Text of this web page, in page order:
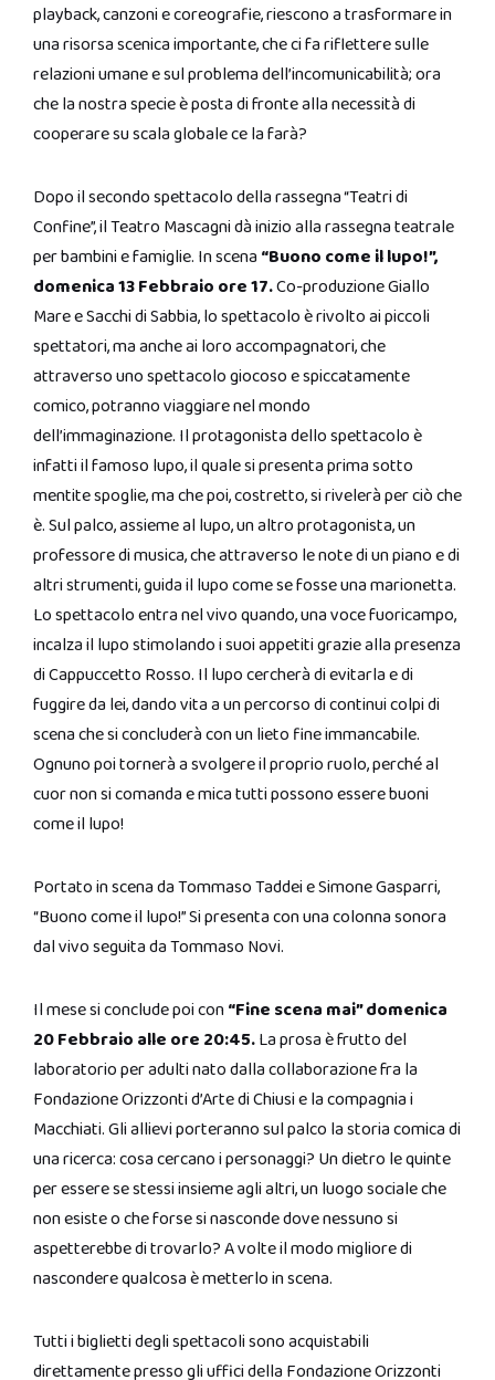
playback, canzoni e coreografie, riescono a trasformare in
una risorsa scenica importante, che ci fa riflettere sulle
relazioni umane e sul problema dell’incomunicabilità; ora
che la nostra specie è posta di fronte alla necessità di
cooperare su scala globale ce la farà?
Dopo il secondo spettacolo della rassegna “Teatri di
Confine”, il Teatro Mascagni dà inizio alla rassegna teatrale
per bambini e famiglie. In scena “Buono come il lupo!”,
domenica 13 Febbraio ore 17.Co-produzione Giallo
Mare e Sacchi di Sabbia, lo spettacolo è rivolto ai piccoli
spettatori, ma anche ai loro accompagnatori, che
attraverso uno spettacolo giocoso e spiccatamente
comico, potranno viaggiare nel mondo
dell’immaginazione. Il protagonista dello spettacolo è
infatti il famoso lupo, il quale si presenta prima sotto
mentite spoglie, ma che poi, costretto, si rivelerà per ciò che
è. Sul palco, assieme al lupo, un altro protagonista, un
professore di musica, che attraverso le note di un piano e di
altri strumenti, guida il lupo come se fosse una marionetta.
Lo spettacolo entra nel vivo quando, una voce fuoricampo,
incalza il lupo stimolando i suoi appetiti grazie alla presenza
di Cappuccetto Rosso. Il lupo cercherà di evitarla e di
fuggire da lei, dando vita a un percorso di continui colpi di
scena che si concluderà con un lieto fine immancabile.
Ognuno poi tornerà a svolgere il proprio ruolo, perché al
cuor non si comanda e mica tutti possono essere buoni
come il lupo!
Portato in scena da Tommaso Taddei e Simone Gasparri,
“Buono come il lupo!” Si presenta con una colonna sonora
dal vivo seguita da Tommaso Novi.
Il mese si conclude poi con“Fine scena mai” domenica
20 Febbraio alle ore 20:45.La prosa è frutto del
laboratorio per adulti nato dalla collaborazione fra la
Fondazione Orizzonti d’Arte di Chiusi e la compagnia i
Macchiati. Gli allievi porteranno sul palco la storia comica di
una ricerca: cosa cercano i personaggi? Un dietro le quinte
per essere se stessi insieme agli altri, un luogo sociale che
non esiste o che forse si nasconde dove nessuno si
aspetterebbe di trovarlo? A volte il modo migliore di
nascondere qualcosa è metterlo in scena.
Tutti i biglietti degli spettacoli sono acquistabili
direttamente presso gli uffici della Fondazione Orizzonti